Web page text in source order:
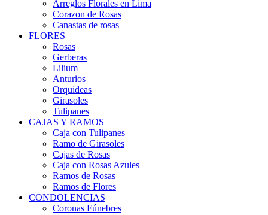
Arreglos Florales en Lima
Corazon de Rosas
Canastas de rosas
FLORES
Rosas
Gerberas
Lilium
Anturios
Orquideas
Girasoles
Tulipanes
CAJAS Y RAMOS
Caja con Tulipanes
Ramo de Girasoles
Cajas de Rosas
Caja con Rosas Azules
Ramos de Rosas
Ramos de Flores
CONDOLENCIAS
Coronas Fúnebres